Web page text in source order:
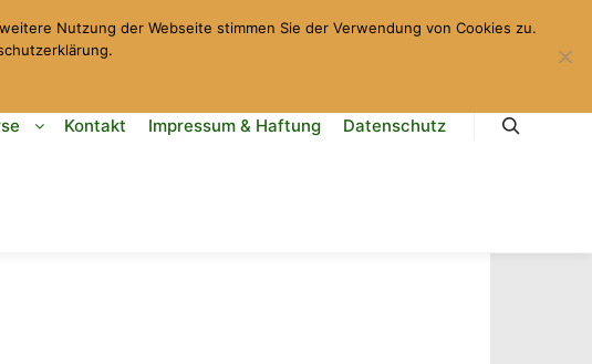
Kontakt Impressum & Haftung Datenschutz
Nutzung der Webseite stimmen Sie der Verwendung von Cookies zu.